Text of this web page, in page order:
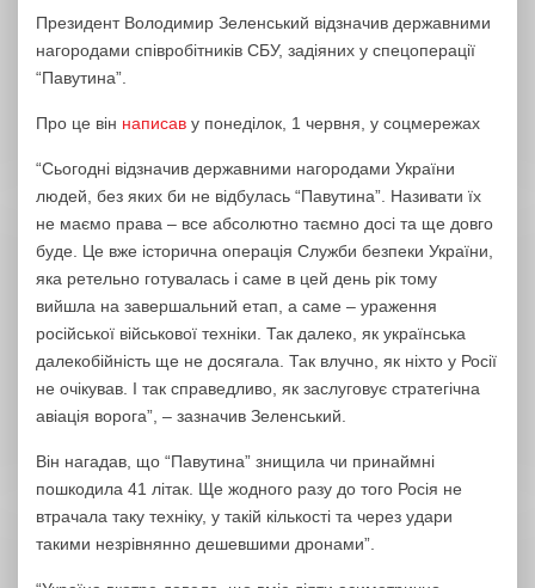
Президент Володимир Зеленський відзначив державними
нагородами співробітників СБУ, задіяних у спецоперації
“Павутина”.
Про це він написав у понеділок, 1 червня, у соцмережах
“Сьогодні відзначив державними нагородами України
людей, без яких би не відбулась “Павутина”. Називати їх
не маємо права – все абсолютно таємно досі та ще довго
буде. Це вже історична операція Служби безпеки України,
яка ретельно готувалась і саме в цей день рік тому
вийшла на завершальний етап, а саме – ураження
російської військової техніки. Так далеко, як українська
далекобійність ще не досягала. Так влучно, як ніхто у Росії
не очікував. І так справедливо, як заслуговує стратегічна
авіація ворога”, – зазначив Зеленський.
Він нагадав, що “Павутина” знищила чи принаймні
пошкодила 41 літак. Ще жодного разу до того Росія не
втрачала таку техніку, у такій кількості та через удари
такими незрівнянно дешевшими дронами”.